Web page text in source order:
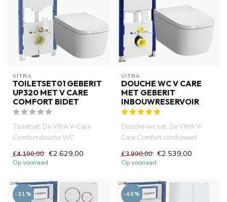
VITRA
TOILETSET01 GEBERIT
UP320 MET V CARE
COMFORT BIDET
Toiletset. De VitrA V-Care
Comfort douche WC
combineert hig-tech
technologie, co...
€4.190,00 €2.629,00
Op voorraad
VITRA
DOUCHE WC V CARE
MET GEBERIT
INBOUWRESERVOIR
Douche-wc set. De VitrA V-
Care Comfort combineert
slimme technologie, comfort
en...
€3.990,00 €2.539,00
Op voorraad
-31% -40%